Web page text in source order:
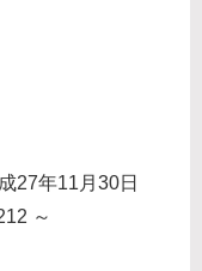
27年11月30日
～